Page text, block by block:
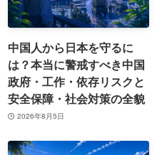
中国人から日本を守るに
は？本当に警戒すべき中国
政府・工作・依存リスクと
安全保障・社会対策の全貌
2026年8月5日